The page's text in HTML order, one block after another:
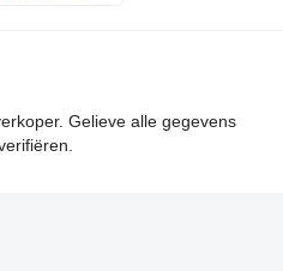
Gelieve alle gegevens